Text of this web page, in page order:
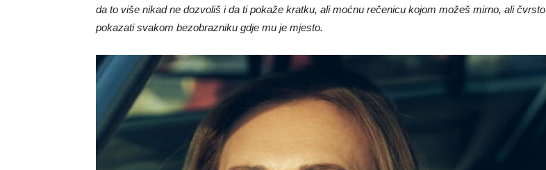
da to više nikad ne dozvoliš i da ti pokaže kratku, ali moćnu rečenicu kojom možeš mirno, ali čvrsto
pokazati svakom bezobrazniku gdje mu je mjesto.